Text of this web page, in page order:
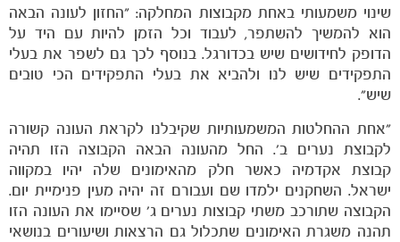
שינוי משמעותי באחת מקבוצות המחלקה: "החזון לעונה הבאה
הוא להמשיך להשתפר, לעבוד וכל הזמן להיות עם היד על
הדופק לחידושים שיש בכדורגל. בנוסף לכך גם לשפר את בעלי
התפקידים שיש לנו ולהביא את בעלי התפקידים הכי טובים
שיש".
"אחת ההחלטות המשמעותיות שקיבלנו לקראת העונה קשורה
לקבוצת נערים ב'. החל מהעונה הבאה הקבוצה הזו תהיה
קבוצת אקדמיה כאשר חלק מהאימונים שלה יהיו במקווה
ישראל. השחקנים ילמדו שם ועבורם זה יהיה מעין פנימיית יום.
הקבוצה שתורכב משתי קבוצות נערים ג' שסיימו את העונה הזו
תהנה משגרת האימונים שתכלול גם הרצאות ושיעורים בנושאי